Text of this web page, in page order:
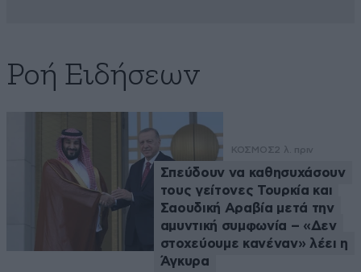
Ροή Ειδήσεων
ΚΟΣΜΟΣ2 λ. πριν
Σπεύδουν να καθησυχάσουν
τους γείτονες Τουρκία και
Σαουδική Αραβία μετά την
αμυντική συμφωνία – «Δεν
στοχεύουμε κανέναν» λέει η
Άγκυρα